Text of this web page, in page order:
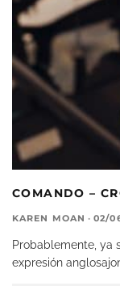
COMANDO –
KAREN MOAN · 02/
Probablemente, ya
expresión